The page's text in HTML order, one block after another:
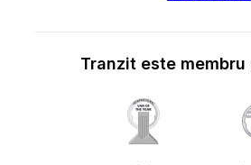
Tranzit este